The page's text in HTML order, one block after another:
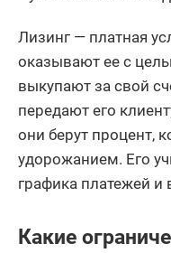
Лизинг — платная
оказывают ее с
выкупают за свой
передают его
они берут процент,
удорожанием. Его
графика платежей
Какие